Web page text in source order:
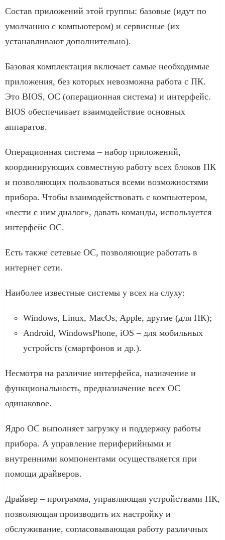
Состав приложений этой группы: базовые (идут по
умолчанию с компьютером) и сервисные (их
устанавливают дополнительно).
Базовая комплектация включает самые необходимые
приложения, без которых невозможна работа с ПК.
Это BIOS, ОС (операционная система) и интерфейс.
BIOS обеспечивает взаимодействие основных
аппаратов.
Операционная система – набор приложений,
координирующих совместную работу всех блоков ПК
и позволяющих пользоваться всеми возможностями
прибора. Чтобы взаимодействовать с компьютером,
«вести с ним диалог», давать команды, используется
интерфейс ОС.
Есть также сетевые ОС, позволяющие работать в
интернет сети.
Наиболее известные системы у всех на слуху:
Windows, Linux, MacOs, Apple, другие (для ПК);
Android, WindowsPhone, iOS – для мобильных
устройств (смартфонов и др.).
Несмотря на различие интерфейса, назначение и
функциональность, предназначение всех ОС
одинаковое.
Ядро ОС выполняет загрузку и поддержку работы
прибора. А управление периферийными и
внутренними компонентами осуществляется при
помощи драйверов.
Драйвер – программа, управляющая устройствами ПК,
позволяющая производить их настройку и
обслуживание, согласовывающая работу различных